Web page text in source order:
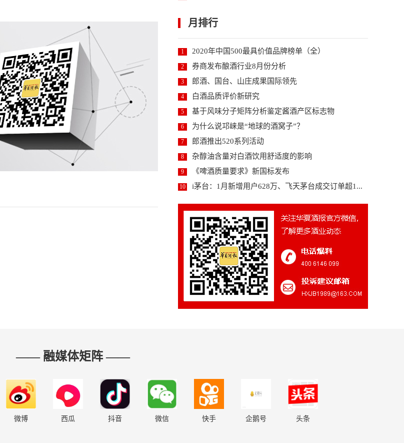
月排行
1 2020年中国500最具价值品牌榜单（全）
2 券商发布酿酒行业8月份分析
3 郎酒、国台、山庄成果国际领先
4 白酒品质评价新研究
5 基于风味分子矩阵分析鉴定酱酒产区标志物
6 为什么说邛崃是“地球的酒窝子”？
7 郎酒推出520系列活动
8 杂醇油含量对白酒饮用舒适度的影响
9 《啤酒质量要求》新国标发布
10 i茅台：1月新增用户628万、飞天茅台成交订单超1...
—— 融媒体矩阵 ——
微博 西瓜 抖音 微信 快手 企鹅号 头条